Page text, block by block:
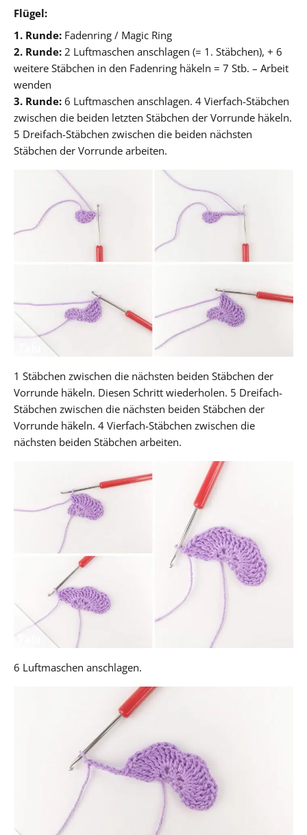
Flügel:
1. Runde: Fadenring / Magic Ring
2. Runde: 2 Luftmaschen anschlagen (= 1. Stäbchen), + 6
weitere Stäbchen in den Fadenring häkeln = 7 Stb. – Arbeit
wenden
3. Runde: 6 Luftmaschen anschlagen. 4 Vierfach-Stäbchen
zwischen die beiden letzten Stäbchen der Vorrunde häkeln.
5 Dreifach-Stäbchen zwischen die beiden nächsten
Stäbchen der Vorrunde arbeiten.
1 Stäbchen zwischen die nächsten beiden Stäbchen der
Vorrunde häkeln. Diesen Schritt wiederholen. 5 Dreifach-
Stäbchen zwischen die nächsten beiden Stäbchen der
Vorrunde häkeln. 4 Vierfach-Stäbchen zwischen die
nächsten beiden Stäbchen arbeiten.
6 Luftmaschen anschlagen.